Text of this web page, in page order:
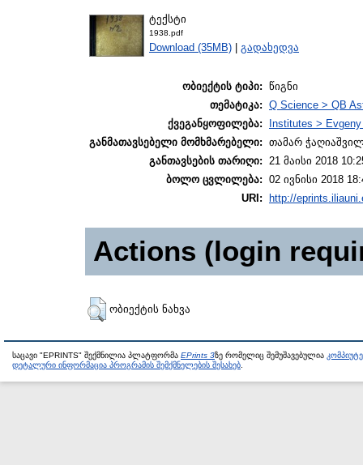
ტექსტი
1938.pdf
Download (35MB) | გადახედვა
ობიექტის ტიპი: წიგნი
თემატიკა: Q Science > QB
ქვეგანყოფილება:
Institutes >
განმათავსებელი მომხმარებელი: თამარ
განთავსების თარიღი: 21 მაისი 2018
ბოლო ცვლილება: 02 ივნისი 2018
URI:
http://
Actions (login
ობიექტის ნახვა
საცავი "EPRINTS" შექმნილია პლატფორმა EPrints 3ზე რომელიც შემუშავებულია
დეტალური ინფორმაცია პროგრამის შემქმნელების შესახებ.